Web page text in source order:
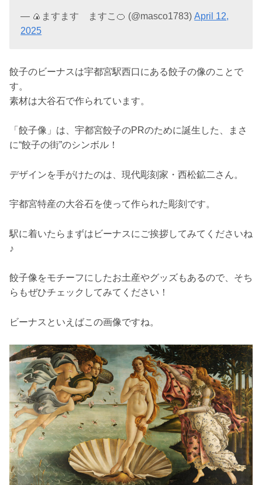
— 🍙ますます ますこ🍊 (@masco1783)April 12,
2025
餃子のビーナスは宇都宮駅西口にある餃子の像のことで
す。
素材は大谷石で作られています。
「餃子像」は、宇都宮餃子のPRのために誕生した、まさ
に“餃子の街”のシンボル！
デザインを手がけたのは、現代彫刻家・西松鉱二さん。
宇都宮特産の大谷石を使って作られた彫刻です。
駅に着いたらまずはビーナスにご挨拶してみてくださいね
♪
餃子像をモチーフにしたお土産やグッズもあるので、そち
らもぜひチェックしてみてください！
ビーナスといえばこの画像ですね。